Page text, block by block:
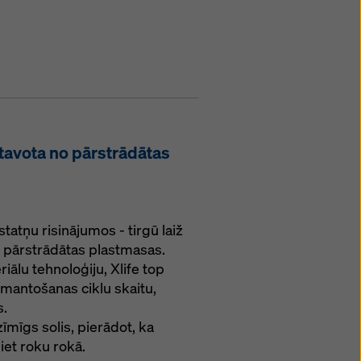
no pārstrādātas
risinājumos - tirgū laiž
plastmasas.
tehnoloģiju, Xlife top
ciklu skaitu,
solis, pierādot, ka
roku rokā.